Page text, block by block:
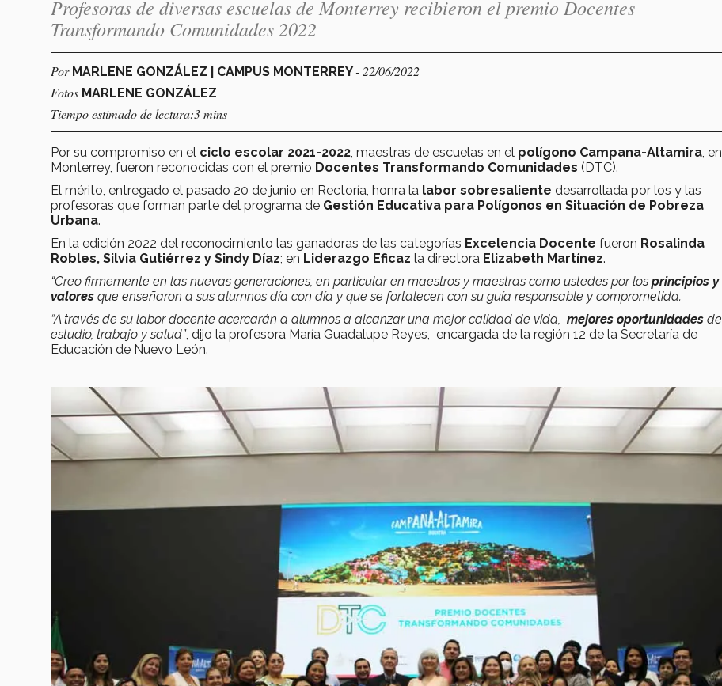
Profesoras de diversas escuelas de Monterrey recibieron el premio Docentes
Transformando Comunidades 2022
Por MARLENE GONZÁLEZ | CAMPUS MONTERREY- 22/06/2022
Fotos MARLENE GONZÁLEZ
Tiempo estimado de lectura:3 mins
Por su compromiso en el ciclo escolar 2021-2022 , maestras de escuelas en el polígono Campana-Altamira , en
Monterrey, fueron reconocidas con el premio Docentes Transformando Comunidades (DTC).
El mérito, entregado el pasado 20 de junio en Rectoría, honra la labor sobresaliente desarrollada por los y las
profesoras que forman parte del programa de Gestión Educativa para Polígonos en Situación de Pobreza
Urbana.
En la edición 2022 del reconocimiento las ganadoras de las categorías Excelencia Docente fueron Rosalinda
Robles, Silvia Gutiérrez y Sindy Díaz; en Liderazgo Eficaz la directora Elizabeth Martínez.
“Creo firmemente en las nuevas generaciones, en particular en maestros y maestras como ustedes por los principios y
valores que enseñaron a sus alumnos día con día y que se fortalecen con su guía responsable y comprometida.
“A través de su labor docente acercarán a alumnos a alcanzar una mejor calidad de vida, mejores oportunidades de
estudio, trabajo y salud”, dijo la profesora María Guadalupe Reyes, encargada de la región 12 de la Secretaría de
Educación de Nuevo León.